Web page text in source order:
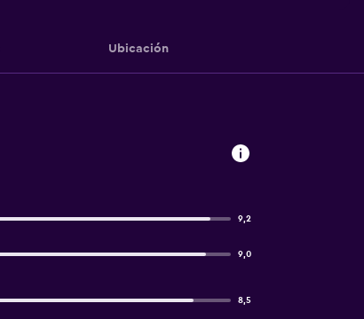
Ubicación
9,2
9,0
8,5